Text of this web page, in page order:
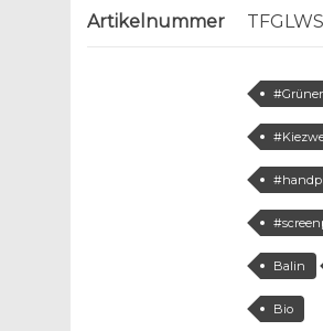
Artikelnummer TFGLWS
Balin
Bio